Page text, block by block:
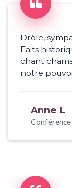
Drôle,
Faits
chant
notre
Anne L